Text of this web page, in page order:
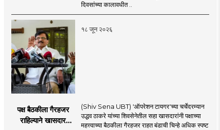
दिवसांच्या कालावधीत ..
१८ जून २०२६
पक्ष बैठकीला गैरहजर
राहिल्याने खासदार
(Shiv Sena UBT) 'ऑपरेशन टायगर'च्या चर्चेदरम्यान
उद्धव ठाकरे यांच्या शिवसेनेतील सहा खासदारांनी पक्षाच्या
महत्त्वाच्या बैठकीला गैरहजर राहत बंडाची चिन्हे अधिक स्पष्ट